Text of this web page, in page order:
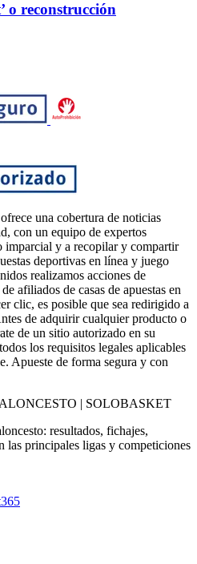
o reconstrucción
una cobertura de noticias
con un equipo de expertos
imparcial y a recopilar y compartir
deportivas en línea y juego
realizamos acciones de
afiliados de casas de apuestas en
clic, es posible que sea redirigido a
de adquirir cualquier producto o
de un sitio autorizado en su
los requisitos legales aplicables
Apueste de forma segura y con
| SOLOBASKET
resultados, fichajes,
las principales ligas y competiciones